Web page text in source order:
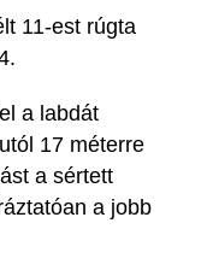
11-est rúgta
a labdát
17 méterre
a sértett
a jobb